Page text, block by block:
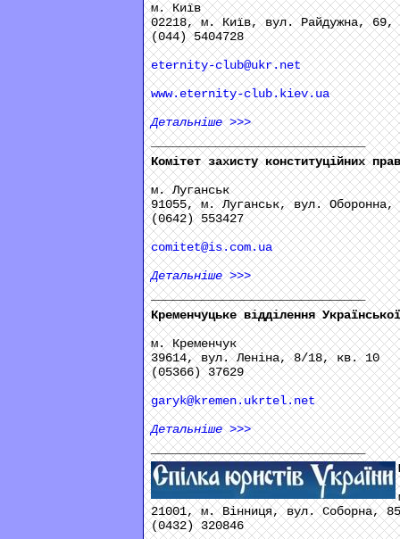
м. Київ
02218, м. Київ, вул. Райдужна, 69,
(044) 5404728
eternity-club@ukr.net
www.eternity-club.kiev.ua
Детальніше>>>
______________________________
Комітет захисту конституційних
м. Луганськ
91055, м. Луганськ, вул.
(0642) 553427
comitet@is.com.ua
Детальніше>>>
______________________________
Кременчуцьке відділення
м. Кременчук
39614, вул. Леніна, 8/18, кв. 10
(05366) 37629
garyk@kremen.ukrtel.net
Детальніше>>>
______________________________
21001, м. Вінниця, вул. Соборна,
(0432) 320846